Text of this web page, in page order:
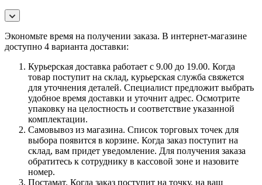
Экономьте время на получении заказа. В интернет-магазине
доступно 4 варианта доставки:
Курьерская доставка работает с 9.00 до 19.00. Когда
товар поступит на склад, курьерская служба свяжется
для уточнения деталей. Специалист предложит выбрать
удобное время доставки и уточнит адрес. Осмотрите
упаковку на целостность и соответствие указанной
комплектации.
Самовывоз из магазина. Список торговых точек для
выбора появится в корзине. Когда заказ поступит на
склад, вам придет уведомление. Для получения заказа
обратитесь к сотруднику в кассовой зоне и назовите
номер.
Постамат. Когда заказ поступит на точку, на ваш